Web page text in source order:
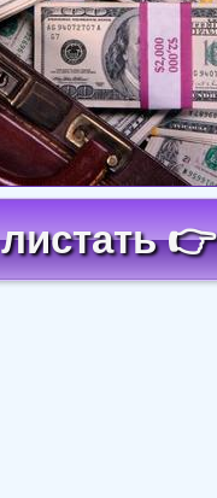
листать 👉